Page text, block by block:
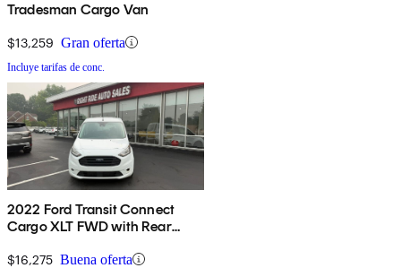
Tradesman Cargo Van
$13,259 Gran oferta
Incluye tarifas de conc.
2022 Ford Transit Connect
Cargo XLT FWD with Rear
$16,275 Buena oferta